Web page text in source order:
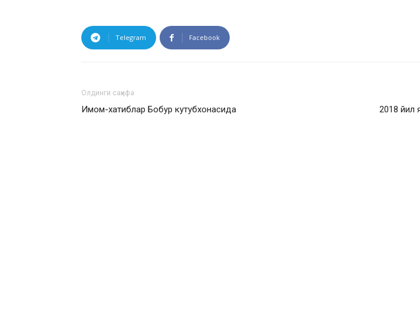
Telegram Facebook
Олдинги саҳифа
Имом-хатиблар Бобур кутубхонасида 2018 йил